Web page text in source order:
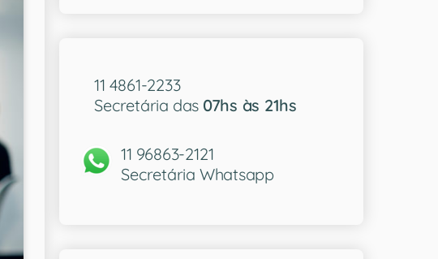
11 4861-2233
Secretária das 07hs às 21hs
11 96863-2121
Secretária Whatsapp